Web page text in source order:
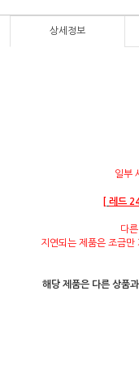
상세정보
일부
[ 레드
다
지연되는 제품은 조금
해당 제품은 다른 상품